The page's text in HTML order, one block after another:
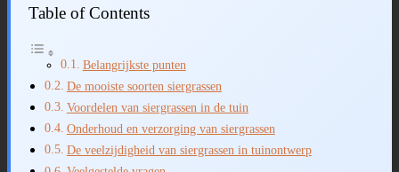
Table of Contents
Belangrijkste punten
De mooiste soorten siergrassen
Voordelen van siergrassen in de tuin
Onderhoud en verzorging van siergrassen
De veelzijdigheid van siergrassen in tuinontwerp